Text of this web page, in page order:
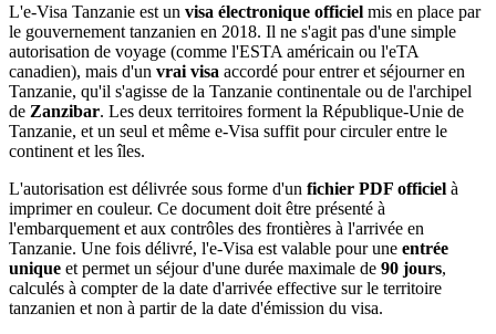
L'e-Visa Tanzanie est un visa électronique officiel mis en place par
le gouvernement tanzanien en 2018. Il ne s'agit pas d'une simple
autorisation de voyage (comme l'ESTA américain ou l'eTA
canadien), mais d'un vrai visa accordé pour entrer et séjourner en
Tanzanie, qu'il s'agisse de la Tanzanie continentale ou de l'archipel
de Zanzibar. Les deux territoires forment la République-Unie de
Tanzanie, et un seul et même e-Visa suffit pour circuler entre le
continent et les îles.
L'autorisation est délivrée sous forme d'un fichier PDF officiel à
imprimer en couleur. Ce document doit être présenté à
l'embarquement et aux contrôles des frontières à l'arrivée en
Tanzanie. Une fois délivré, l'e-Visa est valable pour une entrée
unique et permet un séjour d'une durée maximale de 90 jours,
calculés à compter de la date d'arrivée effective sur le territoire
tanzanien et non à partir de la date d'émission du visa.